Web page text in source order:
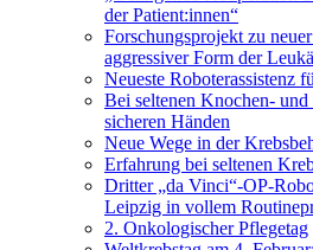
der Patient:innen“
Forschungsprojekt zu
aggressiver Form der
Neueste Roboterassistenz
Bei seltenen Knochen-
sicheren Händen
Neue Wege in der
Erfahrung bei seltenen
Dritter „da Vinci“-OP-
Leipzig in vollem
2. Onkologischer Pflegetag